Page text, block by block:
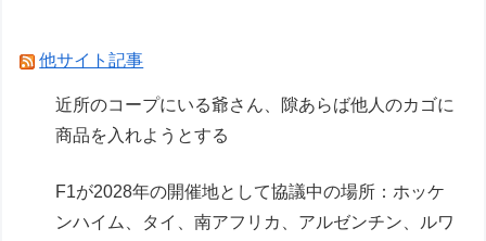
F1が2028年の開催地として協議中の場所：ホッ
ケンハイム、タイ、南アフリカ、アルゼンチン、
ルワンダ
他サイト記事
近所のコープにいる爺さん、隙あらば他人のカゴに
商品を入れようとする
F1が2028年の開催地として協議中の場所：ホッケ
ンハイム、タイ、南アフリカ、アルゼンチン、ルワ